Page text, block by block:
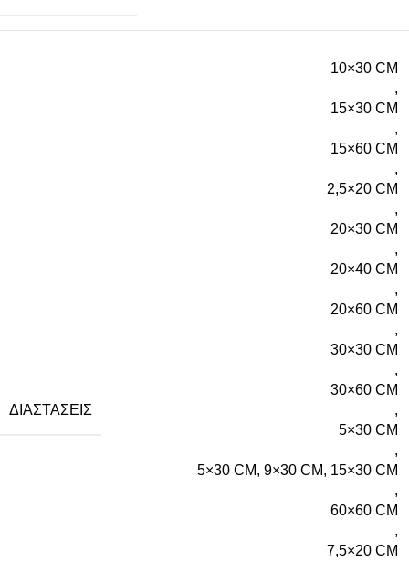
ΔΙΑΣΤΆΣΕΙΣ
10×30 CM
,
15×30 CM
,
15×60 CM
,
2,5×20 CM
,
20×30 CM
,
20×40 CM
,
20×60 CM
,
30×30 CM
,
30×60 CM
,
5×30 CM
,
5×30 CM, 9×30 CM, 15×30 CM
,
60×60 CM
,
7,5×20 CM